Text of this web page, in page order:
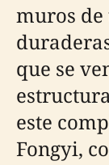
muros
que se
este
Fongyi,